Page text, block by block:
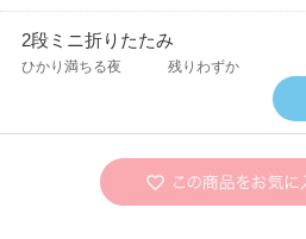
2段ミニ折りたたみ
ひかり満ちる夜 残りわずか